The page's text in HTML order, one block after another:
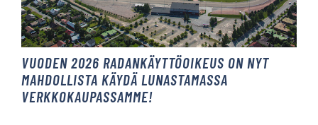
VUODEN 2026 RADANKÄYTTÖOIKEUS ON NYT
MAHDOLLISTA KÄYDÄ LUNASTAMASSA
VERKKOKAUPASSAMME!